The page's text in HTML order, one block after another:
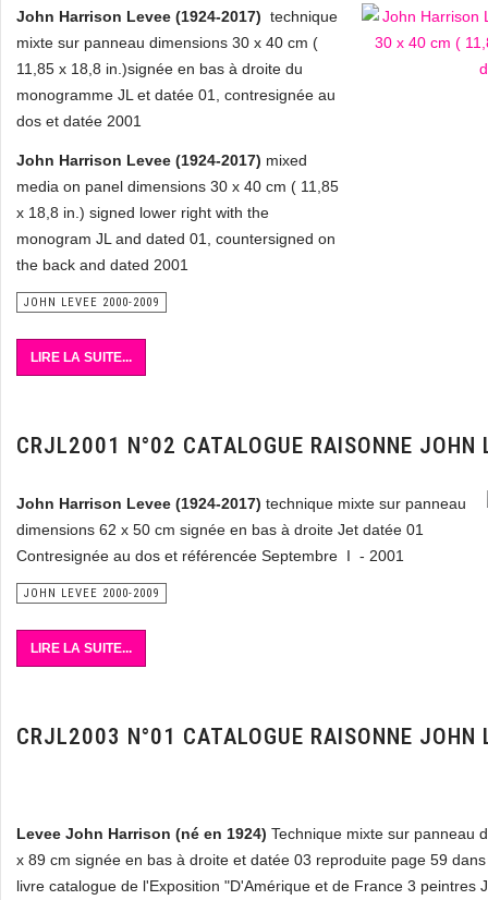
John Harrison Levee (1924-2017) technique
mixte sur panneau dimensions 30 x 40 cm (
11,85 x 18,8 in.)signée en bas à droite du
monogramme JL et datée 01, contresignée au
dos et datée 2001
John Harrison Levee (1924-2017) mixed
media on panel dimensions 30 x 40 cm ( 11,85
x 18,8 in.) signed lower right with the
monogram JL and dated 01, countersigned on
the back and dated 2001
JOHN LEVEE 2000-2009
LIRE LA SUITE...
CRJL2001 N°02 CATALOGUE RAISONNE JOHN
John Harrison Levee (1924-2017) technique mixte sur panneau
dimensions 62 x 50 cm signée en bas à droite Jet datée 01
Contresignée au dos et référencée Septembre I - 2001
JOHN LEVEE 2000-2009
LIRE LA SUITE...
CRJL2003 N°01 CATALOGUE RAISONNE JOHN
Levee John Harrison (né en 1924) Technique mixte sur panneau
x 89 cm signée en bas à droite et datée 03 reproduite page 59
livre catalogue de l'Exposition "D'Amérique et de France 3 peintres